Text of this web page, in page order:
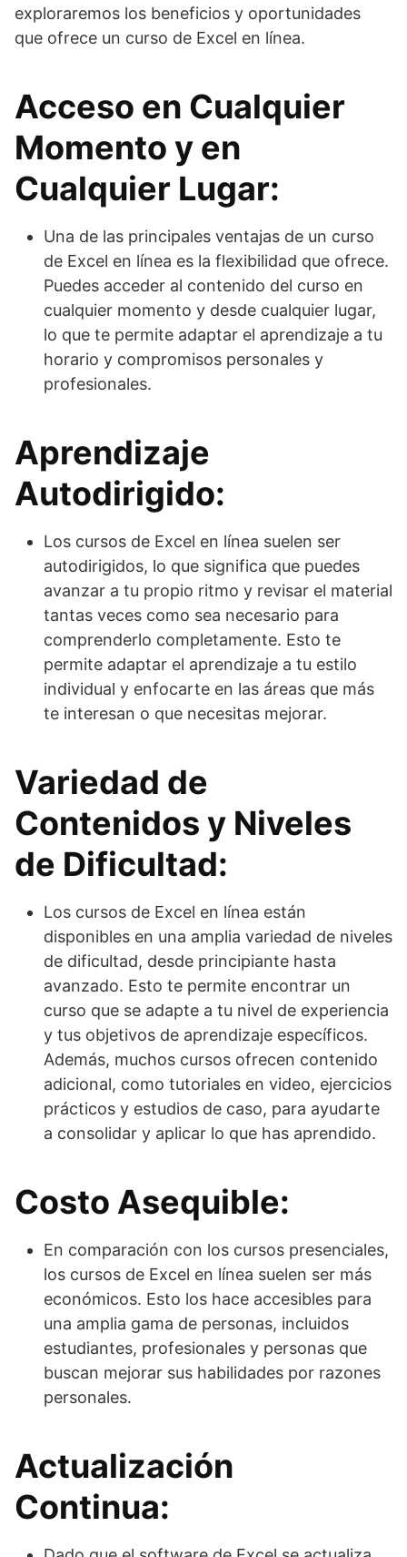
exploraremos los beneficios y oportunidades
que ofrece un curso de Excel en línea.
Acceso en Cualquier
Momento y en
Cualquier Lugar:
Una de las principales ventajas de un curso
de Excel en línea es la flexibilidad que ofrece.
Puedes acceder al contenido del curso en
cualquier momento y desde cualquier lugar,
lo que te permite adaptar el aprendizaje a tu
horario y compromisos personales y
profesionales.
Aprendizaje
Autodirigido:
Los cursos de Excel en línea suelen ser
autodirigidos, lo que significa que puedes
avanzar a tu propio ritmo y revisar el material
tantas veces como sea necesario para
comprenderlo completamente. Esto te
permite adaptar el aprendizaje a tu estilo
individual y enfocarte en las áreas que más
te interesan o que necesitas mejorar.
Variedad de
Contenidos y Niveles
de Dificultad:
Los cursos de Excel en línea están
disponibles en una amplia variedad de niveles
de dificultad, desde principiante hasta
avanzado. Esto te permite encontrar un
curso que se adapte a tu nivel de experiencia
y tus objetivos de aprendizaje específicos.
Además, muchos cursos ofrecen contenido
adicional, como tutoriales en video, ejercicios
prácticos y estudios de caso, para ayudarte
a consolidar y aplicar lo que has aprendido.
Costo Asequible:
En comparación con los cursos presenciales,
los cursos de Excel en línea suelen ser más
económicos. Esto los hace accesibles para
una amplia gama de personas, incluidos
estudiantes, profesionales y personas que
buscan mejorar sus habilidades por razones
personales.
Actualización
Continua: